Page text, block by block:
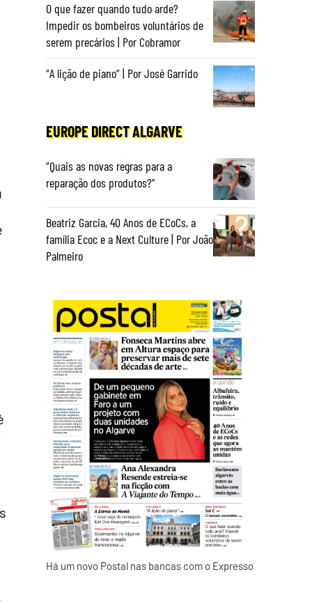
O que fazer quando tudo arde?
Impedir os bombeiros voluntários de
serem precários | Por Cobramor
“A lição de piano” | Por José Garrido
EUROPE DIRECT ALGARVE
“Quais as novas regras para a
reparação dos produtos?”
Beatriz Garcia, 40 Anos de ECoCs, a
família Ecoc e a Next Culture | Por João
Palmeiro
Há um novo Postal nas bancas com o Expresso